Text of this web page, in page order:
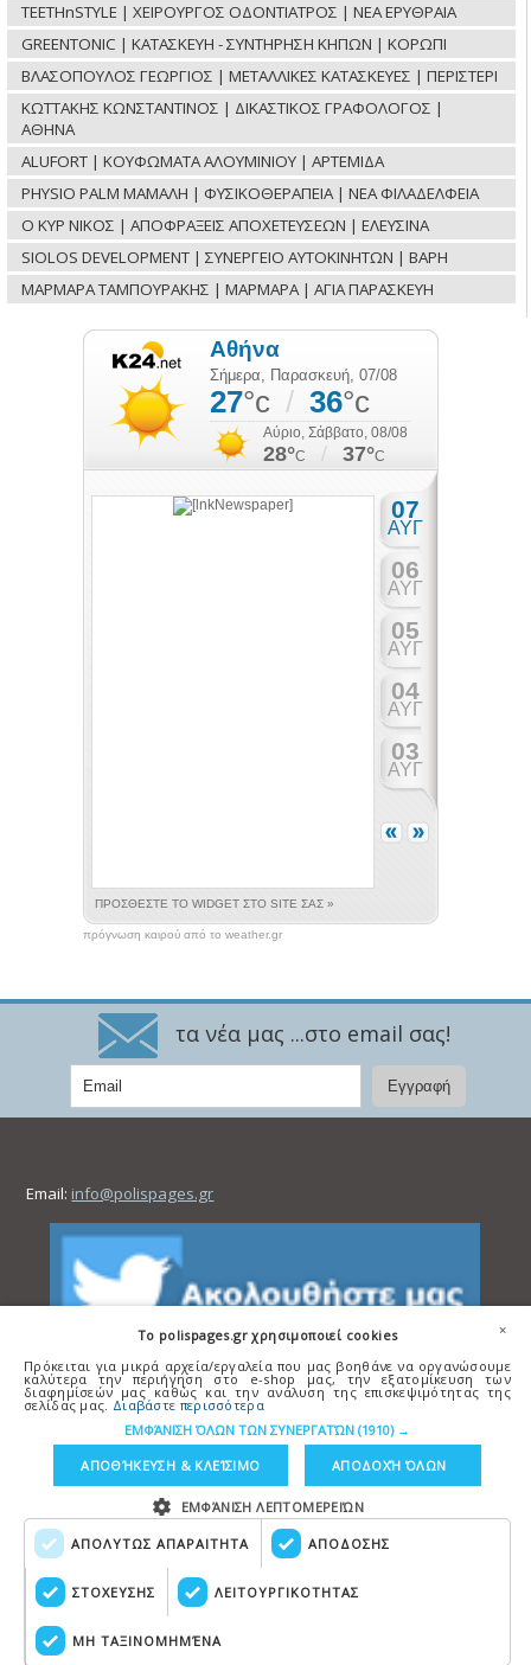
TEETHnSTYLE | ΧΕΙΡΟΥΡΓΟΣ ΟΔΟΝΤΙΑΤΡΟΣ | ΝΕΑ ΕΡΥΘΡΑΙΑ
GREENTONIC | ΚΑΤΑΣΚΕΥΗ - ΣΥΝΤΗΡΗΣΗ ΚΗΠΩΝ | ΚΟΡΩΠΙ
ΒΛΑΣΟΠΟΥΛΟΣ ΓΕΩΡΓΙΟΣ | ΜΕΤΑΛΛΙΚΕΣ ΚΑΤΑΣΚΕΥΕΣ | ΠΕΡΙΣΤΕΡΙ
ΚΩΤΤΑΚΗΣ ΚΩΝΣΤΑΝΤΙΝΟΣ | ΔΙΚΑΣΤΙΚΟΣ ΓΡΑΦΟΛΟΓΟΣ |
ΑΘΗΝΑ
ALUFORT | ΚΟΥΦΩΜΑΤΑ ΑΛΟΥΜΙΝΙΟΥ | ΑΡΤΕΜΙΔΑ
PHYSIO PALM ΜΑΜΑΛΗ | ΦΥΣΙΚΟΘΕΡΑΠΕΙΑ | ΝΕΑ ΦΙΛΑΔΕΛΦΕΙΑ
Ο ΚΥΡ ΝΙΚΟΣ | ΑΠΟΦΡΑΞΕΙΣ ΑΠΟΧΕΤΕΥΣΕΩΝ | ΕΛΕΥΣΙΝΑ
SIOLOS DEVELOPMENT | ΣΥΝΕΡΓΕΙΟ ΑΥΤΟΚΙΝΗΤΩΝ | ΒΑΡΗ
ΜΑΡΜΑΡΑ ΤΑΜΠΟΥΡΑΚΗΣ | ΜΑΡΜΑΡΑ | ΑΓΙΑ ΠΑΡΑΣΚΕΥΗ
πρόγνωση καιρού από το weather.gr
τα νέα μας ...στο email σας!
Email: info@polispages.gr
Copyright © polispages.gr Κατασκευή ιστοσελίδων
×
To polispages.gr χρησιμοποιεί cookies
Πρόκειται για μικρά αρχεία/εργαλεία που μας βοηθάνε να οργανώσουμε
καλύτερα την περιήγηση στο e-shop μας, την εξατομίκευση των
διαφημίσεών μας καθώς και την ανάλυση της επισκεψιμότητας της
σελίδας μας. Διαβάστε περισσότερα
ΕΜΦΆΝΙΣΗ ΌΛΩΝ ΤΩΝ ΣΥΝΕΡΓΑΤΏΝ (1910) →
ΑΠΟΛΥΤΩΣ ΑΠΑΡΑΙΤΗΤΑ ΑΠΟΔΟΣΗΣ
ΣΤΟΧΕΥΣΗΣ ΛΕΙΤΟΥΡΓΙΚΟΤΗΤΑΣ
ΜΗ ΤΑΞΙΝΟΜΗΜΈΝΑ
ΑΠΟΘΉΚΕΥΣΗ & ΚΛΕΊΣΙΜΟ ΑΠΟΔΟΧΉ ΌΛΩΝ
ΕΜΦΆΝΙΣΗ ΛΕΠΤΟΜΕΡΕΙΏΝ